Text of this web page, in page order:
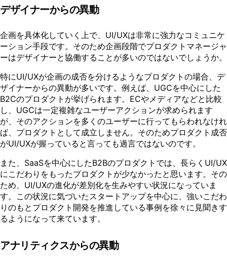
デザイナーからの異動
企画を具体化していく上で、UI/UXは非常に強力なコミュニケ
ーション手段です。そのため企画段階でプロダクトマネージャ
ーはデザイナーと協働することが多いのではないでしょうか。
特にUI/UXが企画の成否を分けるようなプロダクトの場合、デ
ザイナーからの異動が多いです。例えば、UGCを中心にした
B2Cのプロダクトが挙げられます。ECやメディアなどと比較
し、UGCは一定複雑なユーザーアクションが求められます
が、そのアクションを多くのユーザーに行ってもらわれなけれ
ば、プロダクトとして成立しません。そのためプロダクト成否
がUI/UXが握っていると言っても過言ではないのです。
また、SaaSを中心にしたB2Bのプロダクトでは、長らくUI/UX
にこだわりをもったプロダクトが少なかったと思います。その
ため、UI/UXの進化が差別化を生みやすい状況になっていま
す。この状況に気づいたスタートアップを中心に、強いこだわ
りのもとプロダクト開発を推進している事例を徐々に見聞きす
るようになって来ています。
アナリティクスからの異動